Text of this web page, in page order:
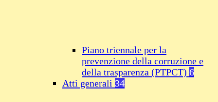
Piano triennale per la
prevenzione della corruzione e
della trasparenza (PTPCT) 6
Atti generali 34